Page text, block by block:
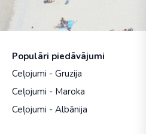
Populāri piedāvājumi
Ceļojumi - Gruzija
Ceļojumi - Maroka
Ceļojumi - Albānija